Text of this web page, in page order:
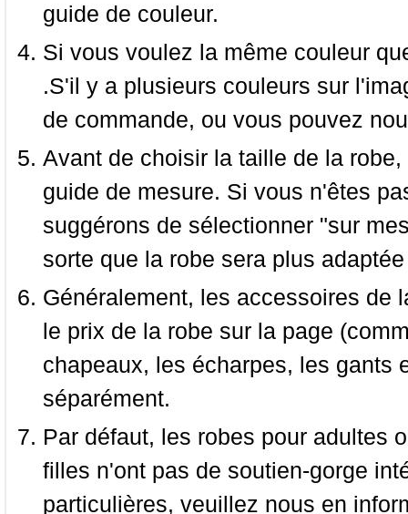
guide de couleur.
Si vous voulez la même couleur
.S'il y a plusieurs couleurs sur
de commande, ou vous pouvez
Avant de choisir la taille de la
guide de mesure. Si vous n'êtes
suggérons de sélectionner "sur
sorte que la robe sera plus
Généralement, les accessoires de
le prix de la robe sur la page
chapeaux, les écharpes, les gants
séparément.
Par défaut, les robes pour adultes
filles n'ont pas de soutien-gorge
particulières, veuillez nous en